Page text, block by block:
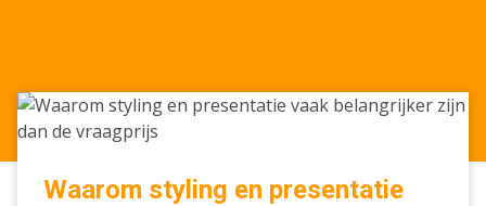
Waarom
styling
en
presentatie
Waarom styling en presentatie